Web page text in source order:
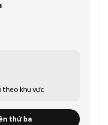
theo khu vực
thứ ba